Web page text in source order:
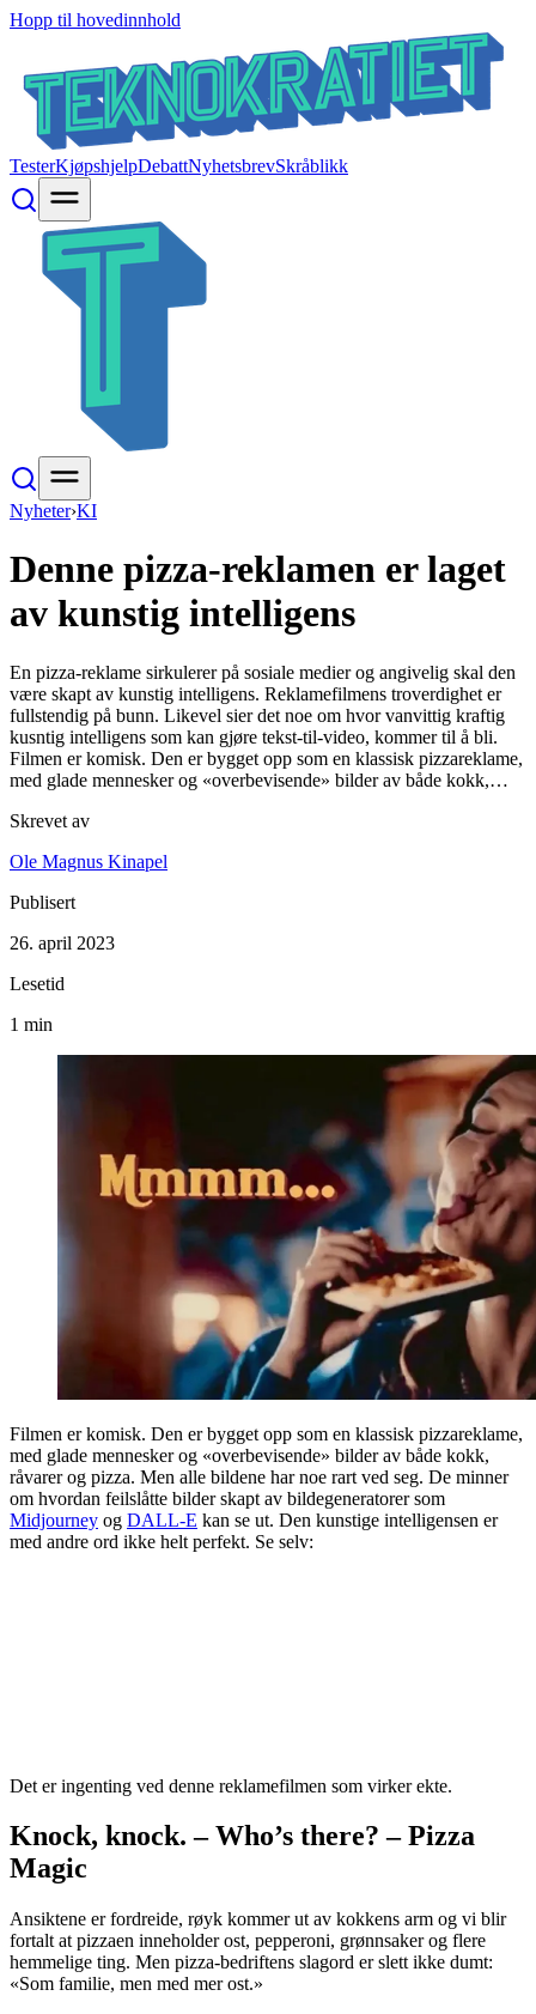
Hopp til hovedinnhold
TesterKjøpshjelpDebattNyhetsbrevSkråblikk
Nyheter›KI
Denne pizza-reklamen er laget
av kunstig intelligens
En pizza-reklame sirkulerer på sosiale medier og angivelig skal den
være skapt av kunstig intelligens. Reklamefilmens troverdighet er
fullstendig på bunn. Likevel sier det noe om hvor vanvittig kraftig
kusntig intelligens som kan gjøre tekst-til-video, kommer til å bli.
Filmen er komisk. Den er bygget opp som en klassisk pizzareklame,
med glade mennesker og «overbevisende» bilder av både kokk,…
Skrevet av
Ole Magnus Kinapel
Publisert
26. april 2023
Lesetid
1 min
Filmen er komisk. Den er bygget opp som en klassisk pizzareklame,
med glade mennesker og «overbevisende» bilder av både kokk,
råvarer og pizza. Men alle bildene har noe rart ved seg. De minner
om hvordan feilslåtte bilder skapt av bildegeneratorer som
Midjourney og DALL-E kan se ut. Den kunstige intelligensen er
med andre ord ikke helt perfekt. Se selv:
Det er ingenting ved denne reklamefilmen som virker ekte.
Knock, knock. – Who’s there? – Pizza
Magic
Ansiktene er fordreide, røyk kommer ut av kokkens arm og vi blir
fortalt at pizzaen inneholder ost, pepperoni, grønnsaker og flere
hemmelige ting. Men pizza-bedriftens slagord er slett ikke dumt:
«Som familie, men med mer ost.»